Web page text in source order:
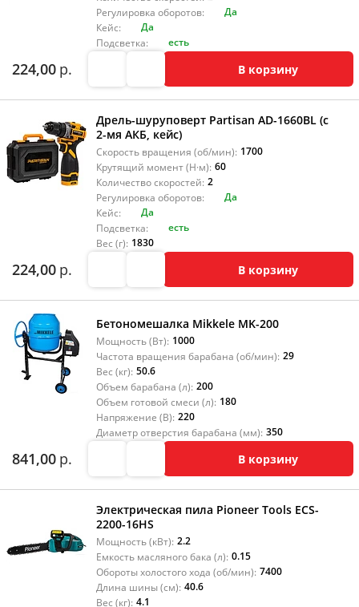
Регулировка оборотов:
Да
Кейс:
Да
Подсветка:
есть
224,00 р. В корзину
Дрель-шуруповерт Partisan AD-1660BL (с
2-мя АКБ, кейс)
Скорость вращения (об/мин): 1700
Крутящий момент (Н·м): 60
Количество скоростей: 2
Регулировка оборотов:
Да
Кейс:
Да
Подсветка:
есть
Вес (г): 1830
224,00 р. В корзину
Бетономешалка Mikkele MK-200
Мощность (Вт): 1000
Частота вращения барабана (об/мин): 29
Вес (кг): 50.6
Объем барабана (л): 200
Объем готовой смеси (л): 180
Напряжение (В): 220
Диаметр отверстия барабана (мм): 350
841,00 р. В корзину
Электрическая пила Pioneer Tools ECS-
2200-16HS
Мощность (кВт): 2.2
Емкость масляного бака (л): 0.15
Обороты холостого хода (об/мин): 7400
Длина шины (см): 40.6
Вес (кг): 4.1